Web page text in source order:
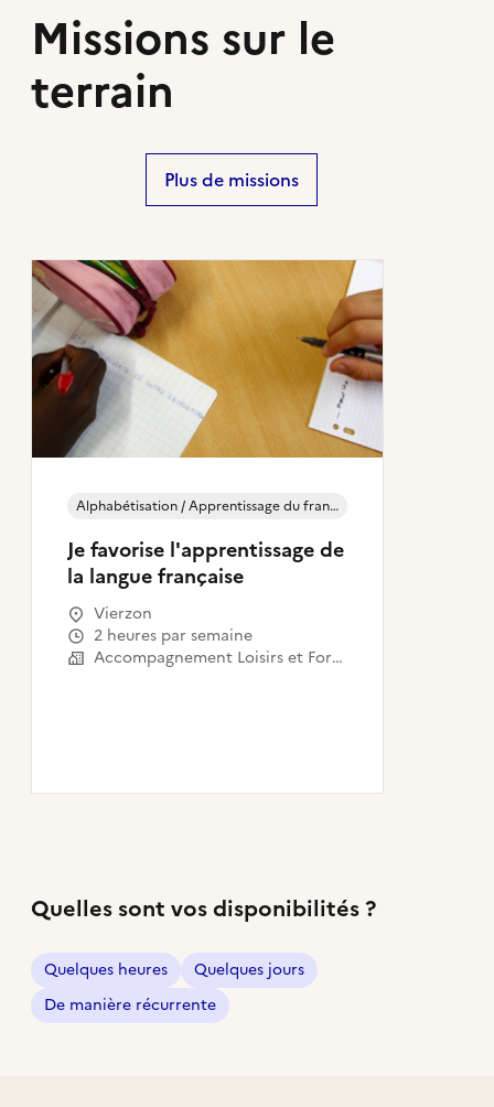
Missions sur le
terrain
Plus de missions
Je favorise l'apprentissage de
la langue française
Alphabétisation / Apprentissage du français (FLE)
Vierzon
2 heures par semaine
Accompagnement Loisirs et Formation
Quelles sont vos disponibilités ?
Quelques heures
Quelques jours
De manière récurrente